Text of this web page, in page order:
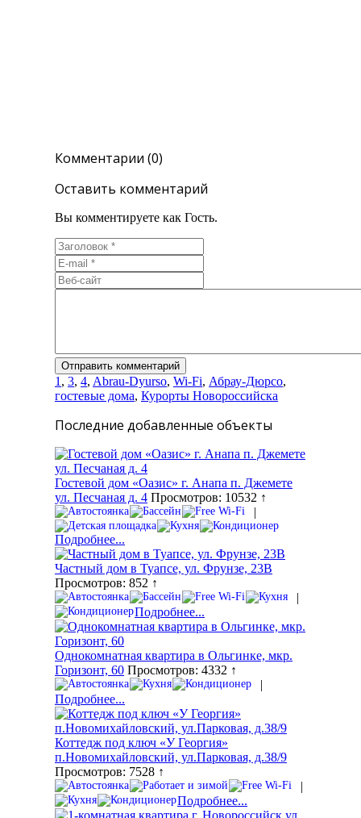
Комментарии (0)
Оставить комментарий
Вы комментируете как Гость.
1 , 3, 4, Abrau-Dyurso, Wi-Fi, Абрау-Дюрсо,
гостевые дома, Курорты Новороссийска
Последние добавленные объекты
Гостевой дом «Оазис» г. Анапа п. Джемете
ул. Песчаная д. 4 Просмотров: 10532 ↑
|
Подробнее...
Частный дом в Туапсе, ул. Фрунзе, 23В
Просмотров: 852 ↑
|
Подробнее...
Однокомнатная квартира в Ольгинке, мкр.
Горизонт, 60 Просмотров: 4332 ↑
|
Подробнее...
Коттедж под ключ «У Георгия»
п.Новомихайловский, ул.Парковая, д.38/9
Просмотров: 7528 ↑
|
Подробнее...